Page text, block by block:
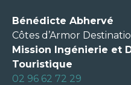
Bénédicte Abhervé
Côtes d’Armor
Mission Ingénierie et
Touristique
02 96 62 72 29